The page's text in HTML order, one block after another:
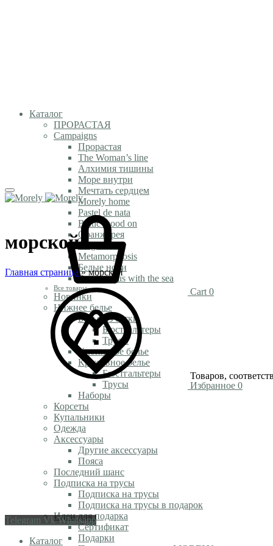
Каталог
ПРОРАСТАЯ
Campaigns
Прорастая
The Woman’s line
Алхимия тишины
Море внутри
Мечтать сердцем
Morely home
Pastel de nata
Baltic mood on
Оранжерея
Magic time
Metamorphosis
Белые ночи
Rendezvous with the sea
Все товары
Новинки
Нижнее белье
Белье из сетки
Бюстгальтеры
Трусы
Хлопковое белье
Кружевное белье
Бюстгальтеры
Трусы
Наборы
Корсеты
Купальники
Одежда
Аксессуары
Другие аксессуары
Пояса
Последний шанс
Подписка на трусы
Подписка на трусы
Подписка на трусы в подарок
Идеи для подарка
Сертификат
Подарки
Cart 0
Избранное 0
морской
Главная страница»морской
Товаров,
Telegram Vk Whatsapp
Каталог